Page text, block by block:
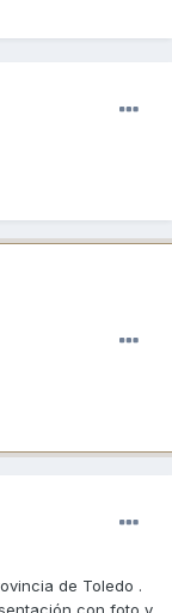
de Toledo .
con foto y